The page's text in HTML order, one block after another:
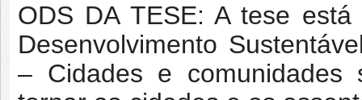
ODS DA TESE: A tese
Desenvolvimento
– Cidades e comunidades